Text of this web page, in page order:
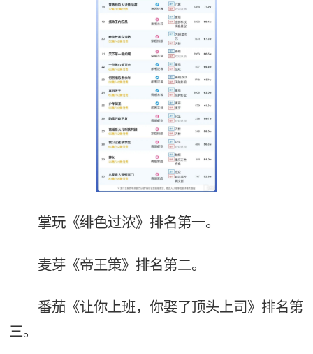
掌玩《绯色过浓》排名第一。
麦芽《帝王策》排名第二。
番茄《让你上班，你娶了顶头上司》排名第
三。